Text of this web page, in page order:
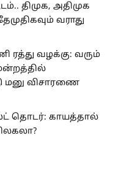
திமுக, அதிமுக
வராது
ரத்து வழக்கு: வரும்
மனு விசாரணை
தொடர்: காயத்தால்